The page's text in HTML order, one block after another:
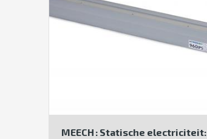
MEECH : Statische electriciteit: